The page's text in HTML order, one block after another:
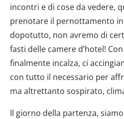
incontri e di cose da vedere,
prenotare il pernottamento
dopotutto, non avremo di
fasti delle camere d’hotel!
finalmente incalza, ci
con tutto il necessario per
ma altrettanto sospirato,
Il giorno della partenza,